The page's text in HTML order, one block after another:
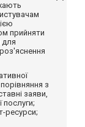
прийняти
для
з
заяви,
послуги;
ресурси;